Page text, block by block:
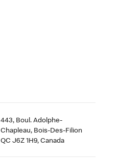
443, Boul. Adolphe-
Chapleau, Bois-Des-Filion
QC J6Z 1H9, Canada